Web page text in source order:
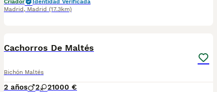
Criador
Identidad Verificada
Madrid , Madrid (17.3km)
Cachorros De Maltés
Bichón Maltés
2 años 2 21000 €